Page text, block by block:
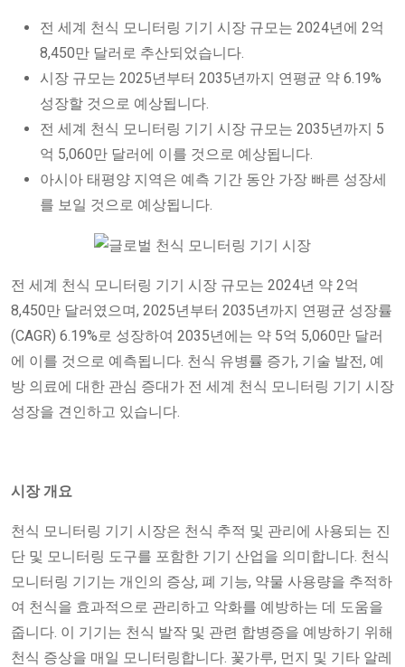
전 세계 천식 모니터링 기기 시장 규모는 2024년에 2억
8,450만 달러로 추산되었습니다.
시장 규모는 2025년부터 2035년까지 연평균 약 6.19%
성장할 것으로 예상됩니다.
전 세계 천식 모니터링 기기 시장 규모는 2035년까지 5
억 5,060만 달러에 이를 것으로 예상됩니다.
아시아 태평양 지역은 예측 기간 동안 가장 빠른 성장세
를 보일 것으로 예상됩니다.
전 세계 천식 모니터링 기기 시장 규모는 2024년 약 2억
8,450만 달러였으며, 2025년부터 2035년까지 연평균 성장률
(CAGR) 6.19%로 성장하여 2035년에는 약 5억 5,060만 달러
에 이를 것으로 예측됩니다. 천식 유병률 증가, 기술 발전, 예
방 의료에 대한 관심 증대가 전 세계 천식 모니터링 기기 시장
성장을 견인하고 있습니다.
시장 개요
천식 모니터링 기기 시장은 천식 추적 및 관리에 사용되는 진
단 및 모니터링 도구를 포함한 기기 산업을 의미합니다. 천식
모니터링 기기는 개인의 증상, 폐 기능, 약물 사용량을 추적하
여 천식을 효과적으로 관리하고 악화를 예방하는 데 도움을
줍니다. 이 기기는 천식 발작 및 관련 합병증을 예방하기 위해
천식 증상을 매일 모니터링합니다. 꽃가루, 먼지 및 기타 알레